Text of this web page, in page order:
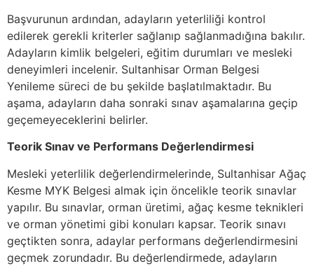
Başvurunun ardından, adayların yeterliliği kontrol
edilerek gerekli kriterler sağlanıp sağlanmadığına bakılır.
Adayların kimlik belgeleri, eğitim durumları ve mesleki
deneyimleri incelenir. Sultanhisar Orman Belgesi
Yenileme süreci de bu şekilde başlatılmaktadır. Bu
aşama, adayların daha sonraki sınav aşamalarına geçip
geçemeyeceklerini belirler.
Teorik Sınav ve Performans Değerlendirmesi
Mesleki yeterlilik değerlendirmelerinde, Sultanhisar Ağaç
Kesme MYK Belgesi almak için öncelikle teorik sınavlar
yapılır. Bu sınavlar, orman üretimi, ağaç kesme teknikleri
ve orman yönetimi gibi konuları kapsar. Teorik sınavı
geçtikten sonra, adaylar performans değerlendirmesini
geçmek zorundadır. Bu değerlendirmede, adayların